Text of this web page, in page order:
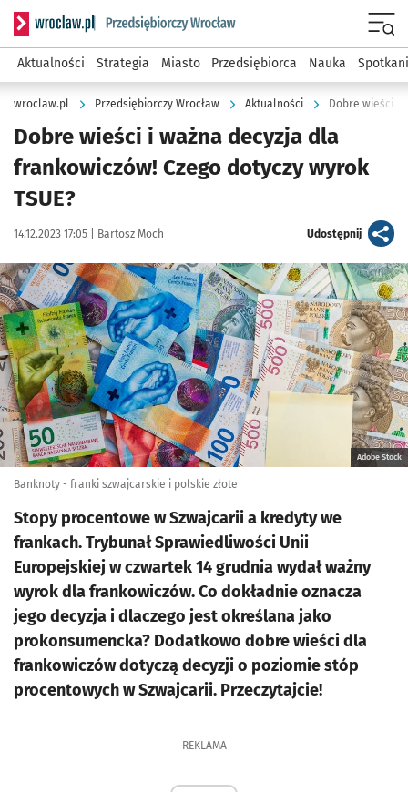
Serwis informacyjny wroclaw.pl podserwis: Strategia
Aktualności Strategia Miasto Przedsiębiorca Nauka
wroclaw.pl Przedsiębiorczy Wrocław Aktualności Dobre wieści i
Dobre wieści i ważna decyzja dla
frankowiczów! Czego dotyczy wyrok
TSUE?
Data publikacji:
14.12.2023 17:05 | Autor:
Bartosz Moch Udostępnijartykuł
Kliknij, aby powiększyć
Adobe Stock
Banknoty - franki szwajcarskie i polskie złote
Stopy procentowe w Szwajcarii a kredyty we
frankach. Trybunał Sprawiedliwości Unii
Europejskiej w czwartek 14 grudnia wydał ważny
wyrok dla frankowiczów. Co dokładnie oznacza
jego decyzja i dlaczego jest określana jako
prokonsumencka? Dodatkowo dobre wieści dla
frankowiczów dotyczą decyzji o poziomie stóp
procentowych w Szwajcarii. Przeczytajcie!
REKLAMA